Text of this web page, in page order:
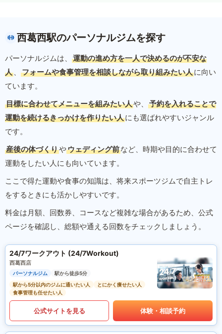
西葛西駅のパーソナルジムを探す
パーソナルジムは、
運動の進め方を一人で決めるのが不安な
人 、 フォームや食事管理を相談しながら取り組みたい人に向い
ています。
目標に合わせてメニューを組みたい人や、
予約を入れることで
運動を続けるきっかけを作りたい人にも選ばれやすいジャンル
です。
産後の体づくりやウェディング前など、時期や目的に合わせて
運動をしたい人にも向いています。
ここで得た運動や食事の知識は、将来スポーツジムで自主トレ
をするときにも活かしやすいです。
料金は月額、回数券、コースなど複雑な場合があるため、公式
ページを確認し、総額や通える回数をチェックしましょう。
24/7ワークアウト (24/7Workout)
西葛西店
パーソナルジム
駅から徒歩5分
駅から5分以内のジムに通いたい人
とにかく痩せたい人
食事管理も任せたい人
公式サイトを見る 体験・相談予約